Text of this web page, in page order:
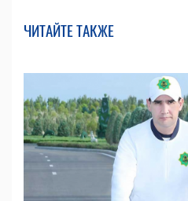
ЧИТАЙТЕ ТАКЖЕ